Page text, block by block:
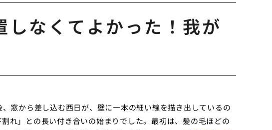
なくてよかった！我が
窓から差し込む西日が、壁に一本の細い線を描き出しているの
れ」との長い付き合いの始まりでした。最初は、髪の毛ほどの